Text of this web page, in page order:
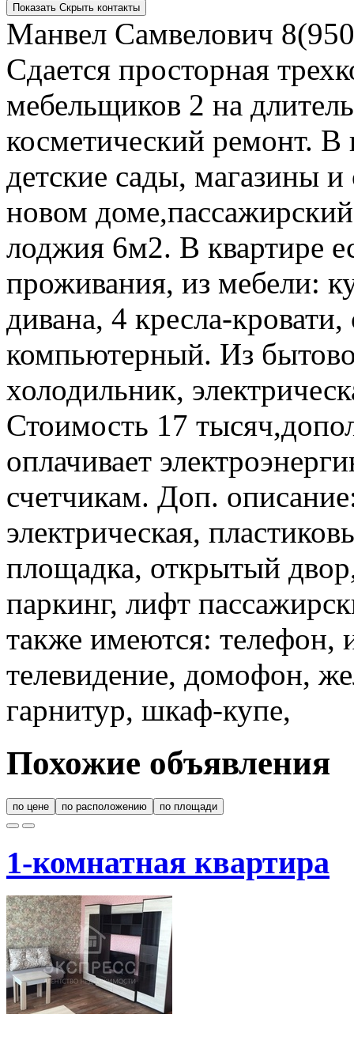
Показать Скрыть контакты
Манвел Самвелович
Сдается просторная
мебельщиков 2 на
косметический ремонт.
детские сады, магазины
новом
лоджия 6м2. В квартире
проживания, из мебели:
дивана, 4 кресла-
компьютерный. Из
холодильник,
Стоимость 17
оплачивает
счетчикам. Доп.
электрическая,
площадка, открытый
паркинг, лифт
также имеются: телефон,
телевидение, домофон,
гарнитур, шкаф-купе,
Похожие объявления
по цене по расположению по площади
1-комнатная квартира